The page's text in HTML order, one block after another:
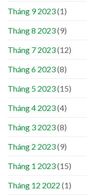
Tháng 9 2023(1)
Tháng 8 2023(9)
Tháng 7 2023(12)
Tháng 6 2023(8)
Tháng 5 2023(15)
Tháng 4 2023(4)
Tháng 3 2023(8)
Tháng 2 2023(9)
Tháng 1 2023(15)
Tháng 12 2022 (1)